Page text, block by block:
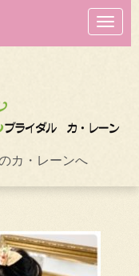
N
a
v
o
n
カ・レーンへ